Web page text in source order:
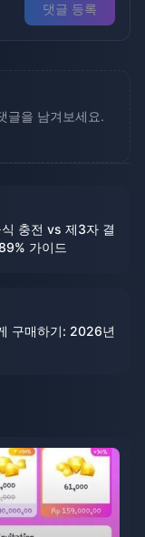
댓글 등록
글을 남겨보세요.
충전 vs 제3자 결
가이드
구매하기: 2026년